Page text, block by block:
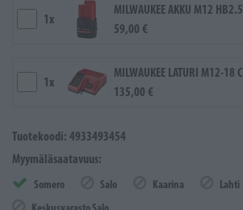
1x
MILWAUKEE AKKU M12 HB2.5
59,00 €
1x
MILWAUKEE LATURI M12-18 C
135,00 €
Tuotekoodi: 4933493454
Myymäläsaatavuus:
Somero Salo Kaarina
Lahti